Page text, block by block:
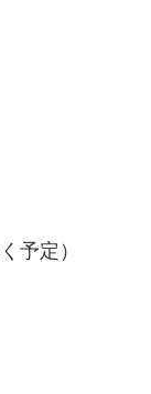
予定）